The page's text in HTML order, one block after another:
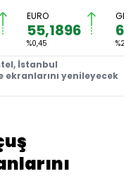
EURO
55,1896
%0,45 %2,59
İstanbul
yenileyecek